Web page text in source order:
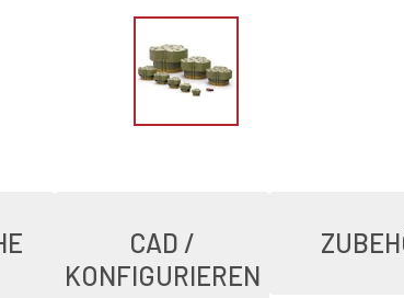
CAD /
KONFIGURIEREN